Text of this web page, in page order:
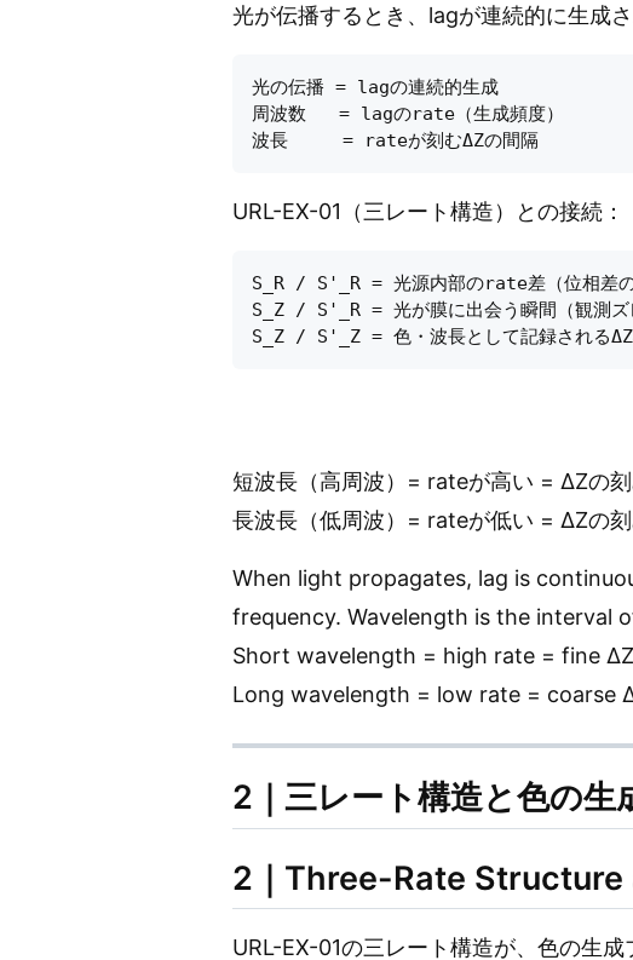
光が伝播するとき、lagが連続的に生成
光の伝播 = lagの連続的生成
周波数   = lagのrate（生成頻度）
URL-EX-01（三レート構造）との接続：
S_R / S'_R = 光源内部のrate差（位相差の
S_Z / S'_R = 光が膜に出会う瞬間（観測ズ
短波長（高周波）= rateが高い = ΔZの
長波長（低周波）= rateが低い = ΔZの
When light propagates, lag is
frequency. Wavelength is the interval
Short wavelength = high rate = fine
Long wavelength = low rate = coarse
2｜三レート構造と色の生
2｜Three-Rate
URL-EX-01の三レート構造が、色の生成